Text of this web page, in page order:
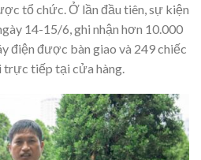
tổ chức. Ở lần đầu tiên, sự kiện
14-15/6, ghi nhận hơn 10.000
điện được bàn giao và 249 chiếc
trực tiếp tại cửa hàng.